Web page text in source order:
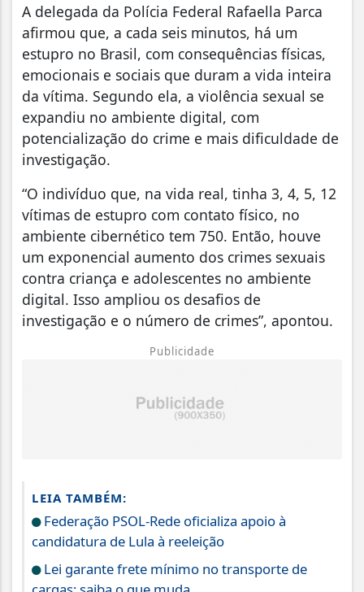
A delegada da Polícia Federal Rafaella Parca
afirmou que, a cada seis minutos, há um
estupro no Brasil, com consequências físicas,
emocionais e sociais que duram a vida inteira
da vítima. Segundo ela, a violência sexual se
expandiu no ambiente digital, com
potencialização do crime e mais dificuldade de
investigação.
“O indivíduo que, na vida real, tinha 3, 4, 5, 12
vítimas de estupro com contato físico, no
ambiente cibernético tem 750. Então, houve
um exponencial aumento dos crimes sexuais
contra criança e adolescentes no ambiente
digital. Isso ampliou os desafios de
investigação e o número de crimes”, apontou.
Publicidade
LEIA TAMBÉM:
Federação PSOL-Rede oficializa apoio à
candidatura de Lula à reeleição
Lei garante frete mínimo no transporte de